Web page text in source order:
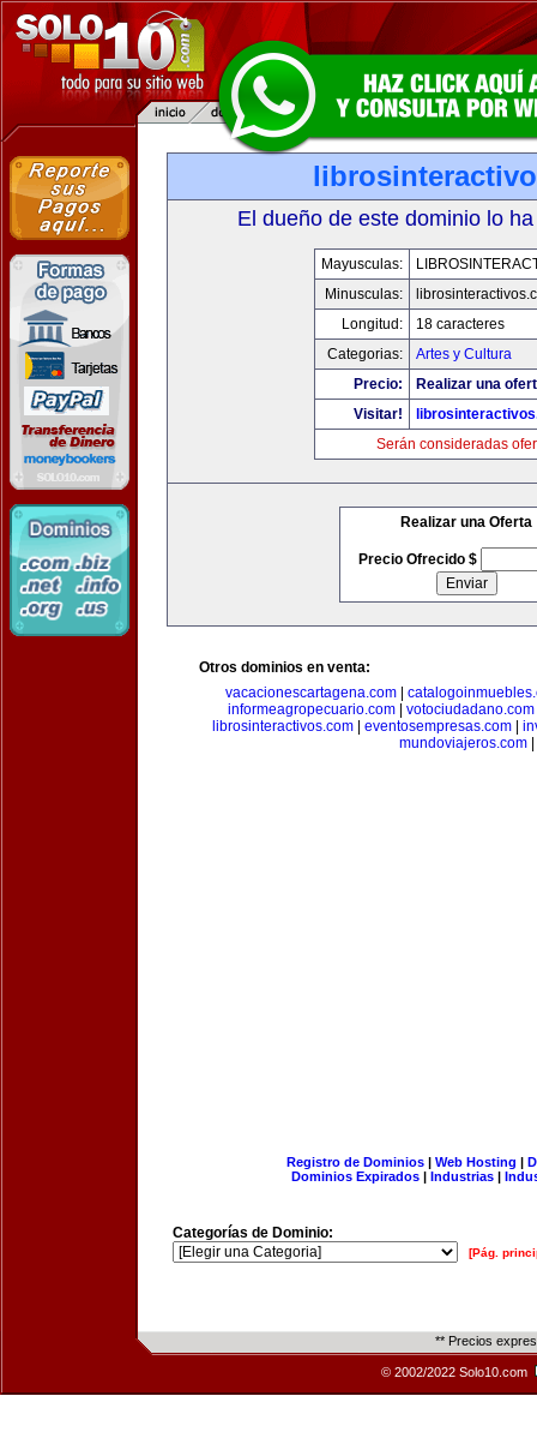
El dueño de este dominio lo
Mayusculas:
Minusculas:
Longitud:
18 caracteres
Categorias:
Artes y Cultura
Precio:
Realizar una
Visitar!
Serán consideradas
Realizar una Oferta
Precio Ofrecido $
Otros dominios en venta:
vacacionescartagena.com
informeagropecuario.com| votociudadano.com
librosinteractivos.com| eventosempresas.com|
mundoviajeros.com|
Registro de Dominios| Web Hosting |
Dominios Expirados | Industrias |
Categorías de Dominio:
[Pág.
** Precios
© 2002/2022 Solo10.com